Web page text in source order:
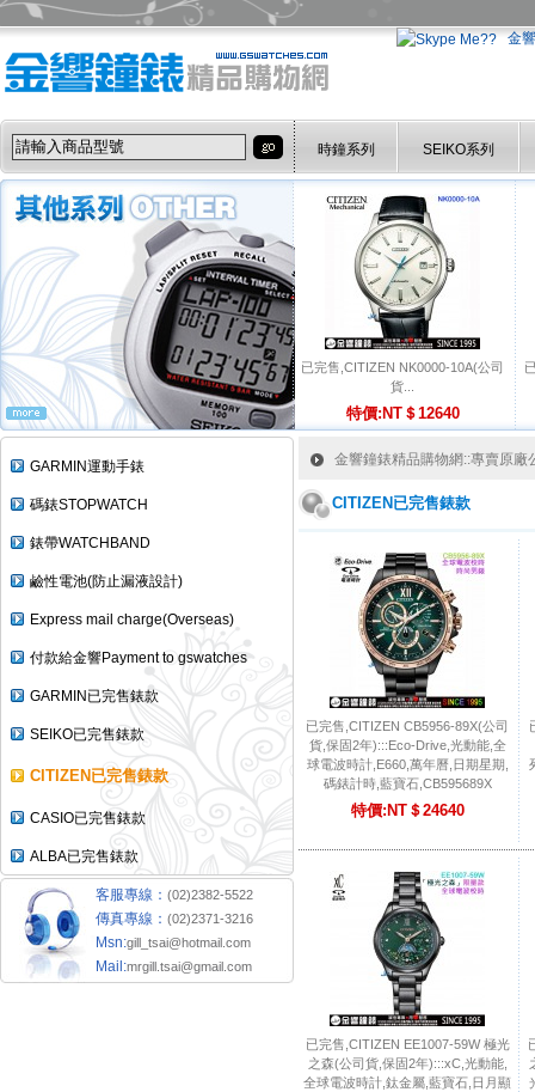
金
時鐘系列 SEIKO系列
已完售,CITIZEN NK0000-10A(公司
貨...
特價:NT＄12640
GARMIN運動手錶
碼錶STOPWATCH
錶帶WATCHBAND
鹼性電池(防止漏液設計)
Express mail charge(Overseas)
付款給金響Payment to gswatches
GARMIN已完售錶款
SEIKO已完售錶款
CITIZEN已完售錶款
CASIO已完售錶款
ALBA已完售錶款
客服專線： (02)2382-5522
傳真專線： (02)2371-3216
Msn:gill_tsai@hotmail.com
Mail:mrgill.tsai@gmail.com
金響鐘錶精品購物網::專賣原廠
CITIZEN已完售錶款
已完售,CITIZEN CB5956-89X(公司
貨,保固2年):::Eco-Drive,光動能,全
球電波時計,E660,萬年曆,日期星期,
碼錶計時,藍寶石,CB595689X
特價:NT＄24640
已完售,CITIZEN EE1007-59W 極光
之森(公司貨,保固2年):::xC,光動能,
全球電波時計,鈦金屬,藍寶石,日月顯